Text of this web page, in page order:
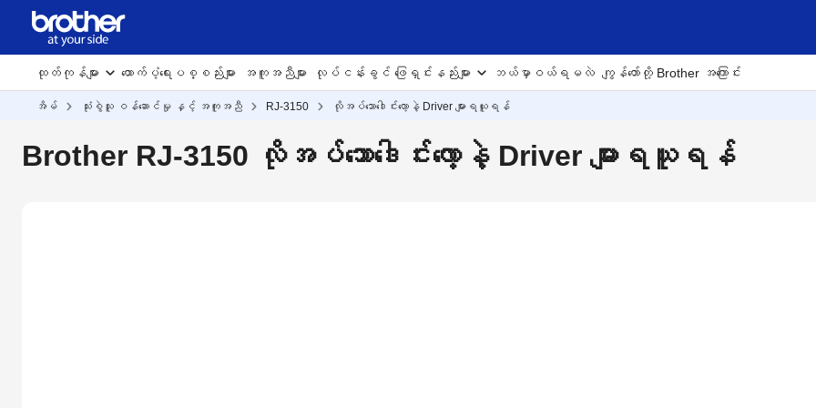
ထုတ်ကုန်များ ထောက်ပံ့ရေးပစ္စည်းများ အကူအညီများ လုပ်ငန်းခွင် ဖြေရှင်းနည်းများ ဘယ်မှာဝယ်ရမလဲ ကျွန်တော်တို့ Brother အကြောင်း
အိမ် သုံးစွဲသူ ဝန်ဆောင်မှု နှင့် အကူအညီ RJ-3150 လိုအပ်သောဒေါင်းလော့နဲ့ Driver များရယူရန်
Brother RJ-3150 လိုအပ်သောဒေါင်းလော့နဲ့ Driver များရယူရန်